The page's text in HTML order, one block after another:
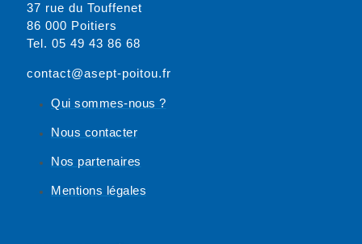
37 rue du Touffenet
86 000 Poitiers
Tel. 05 49 43 86 68
contact@asept-poitou.fr
Qui sommes-nous ?
Nous contacter
Nos partenaires
Mentions légales